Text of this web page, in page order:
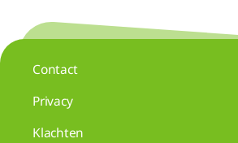
Contact
Privacy
Klachten